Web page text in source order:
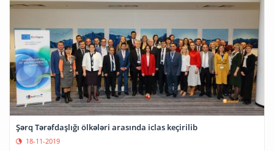
Şərq Tərəfdaşlığı ölkələri arasında iclas keçirilib
18-11-2019